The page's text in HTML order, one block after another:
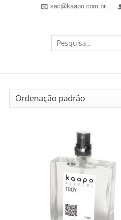
sac@kaapo.com.br
Pesquisar
por: